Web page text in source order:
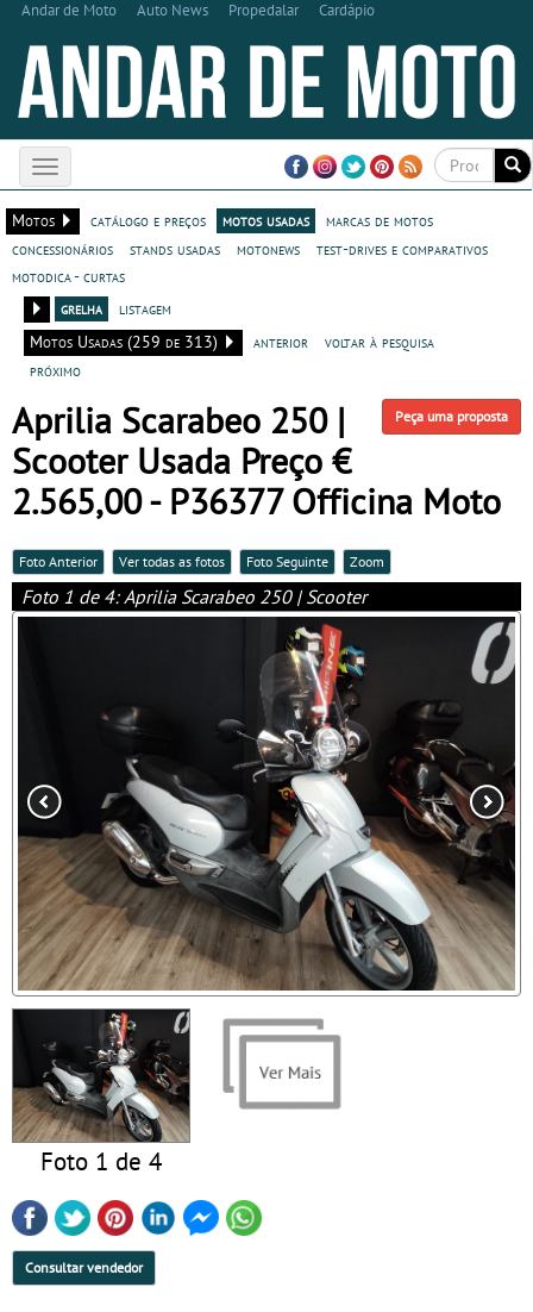
Andar de Moto Auto News Propedalar Cardápio
Toggle
navigation
Motos
catálogo e preços motos usadas
marcas de motos
concessionários
stands usadas motonews
test-drives e comparativos
motodica - curtas
grelha
listagem
Motos Usadas (259 de 313)
anterior
voltar à pesquisa
próximo
Peça uma proposta
Aprilia Scarabeo 250 |
Scooter Usada Preço €
2.565,00 - P36377 Officina Moto
Foto Anterior Ver todas as fotos Foto Seguinte Zoom
Foto 1 de 4: Aprilia Scarabeo 250 | Scooter
Foto 1 de 4
Consultar vendedor